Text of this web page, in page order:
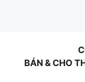
BÁN & CHO